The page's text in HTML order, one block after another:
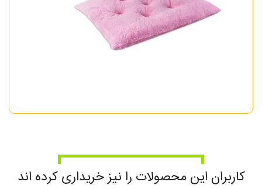
کاربران این محصولات را نیز خریداری کرده اند